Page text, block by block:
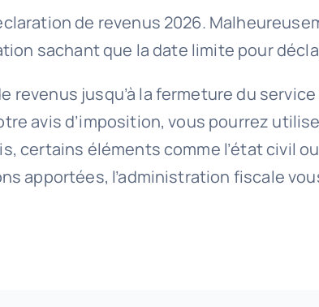
de revenus 2026.
sachant que la date limite pour
revenus jusqu’à la fermeture du
avis d’imposition, vous pourrez
éléments comme l’état civil
apportées, l’administration fiscale